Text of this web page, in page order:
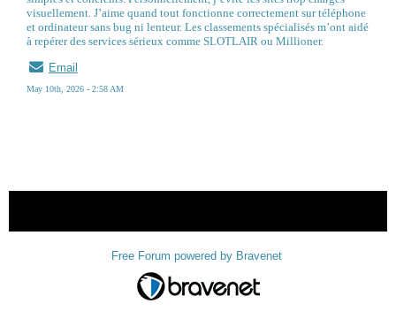
visuellement. J’aime quand tout fonctionne correctement sur téléphone
et ordinateur sans bug ni lenteur. Les classements spécialisés m’ont aidé
à repérer des services sérieux comme SLOTLAIR ou Millioner.
Email
May 10th, 2026 - 2:58 AM
Free Forum powered by Bravenet